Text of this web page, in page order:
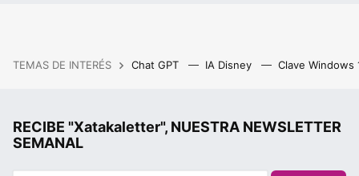
TEMAS DE INTERÉS Chat GPT IA Disney Clave Windows
RECIBE "Xatakaletter", NUESTRA NEWSLETTER
SEMANAL